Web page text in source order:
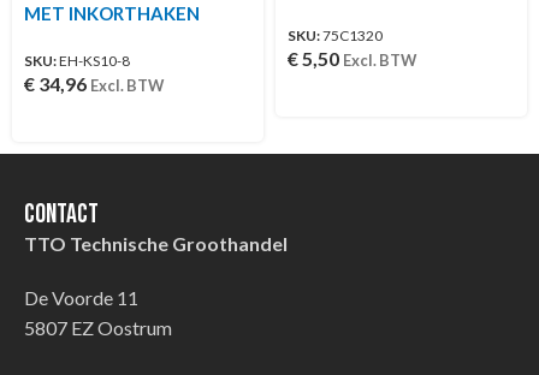
MET INKORTHAKEN
SKU:EH-KS10-8
€ 34,96 Excl. BTW
SKU:75C1320
€ 5,50 Excl. BTW
Contact
TTO Technische Groothandel
De Voorde 11
5807 EZ Oostrum